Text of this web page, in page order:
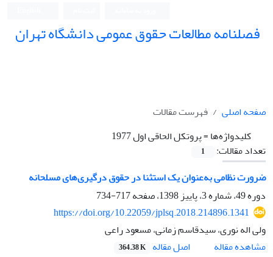
فصلنامه مطالعات حقوق عمومی دانشگاه تهران
صفحه اصلی
فهرست مقالات
کلیدواژه‌ها =پروتکل الحاقی اول 1977
تعداد مقالات:
1
ضرورت نظامی به‌عنوان یک استثنا در حقوق درگیری‌های مسلحانه
دوره 49، شماره 3، پاییز 1398، صفحه
717-734
https://doi.org/10.22059/jplsq.2018.214896.1341
ولی اله نوری، سیدقاسم زمانی، مسعود راعی
مشاهده مقاله
اصل مقاله 364.38 K